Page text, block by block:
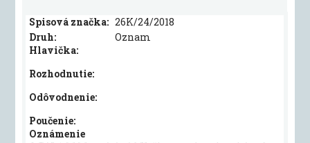
Spisová značka: 26K/24/2018
Druh:
Oznam
Hlavička:
Rozhodnutie:
Odôvodnenie:
Poučenie:
Oznámenie